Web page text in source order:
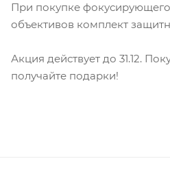
При покупке
объективов комплект
Акция действует до 31.12.
получайте подарки!